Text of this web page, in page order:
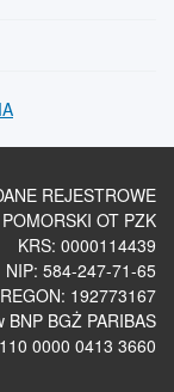
REJESTROWE
OT PZK
KRS: 0000114439
NIP: 584-247-71-65
REGON: 192773167
BNP BGŻ PARIBAS
0000 0413 3660